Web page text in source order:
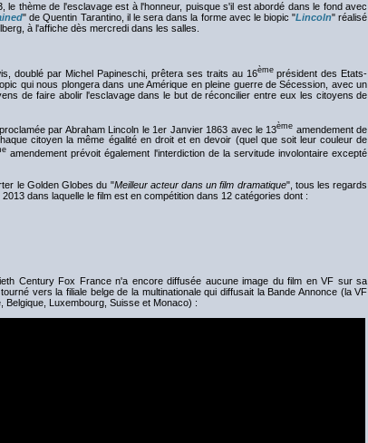
le thème de l'esclavage est à l'honneur, puisque s'il est abordé dans le fond avec
" de Quentin Tarantino, il le sera dans la forme avec le biopic "Lincoln" réalisé
à l'affiche dès mercredi dans les salles.
doublé par Michel Papineschi, prêtera ses traits au 16èmeprésident des Etats-
qui nous plongera dans une Amérique en pleine guerre de Sécession, avec un
de faire abolir l'esclavage dans le but de réconcilier entre eux les citoyens de
par Abraham Lincoln le 1er Janvier 1863 avec le 13ème amendement de
citoyen la même égalité en droit et en devoir (quel que soit leur couleur de
amendement prévoit également l'interdiction de la servitude involontaire excepté
le Golden Globes du "Meilleur acteur dans un film dramatique", tous les regards
dans laquelle le film est en compétition dans 12 catégories dont :
Century Fox France n'a encore diffusée aucune image du film en VF sur sa
vers la filiale belge de la multinationale qui diffusait la Bande Annonce (la VF
Luxembourg, Suisse et Monaco) :